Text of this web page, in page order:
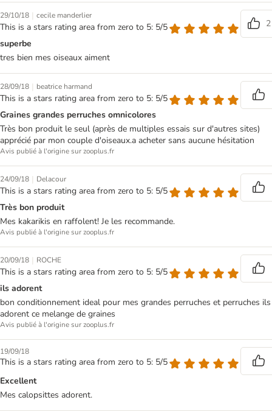
29/10/18 | cecile manderlier
This is a stars rating area from zero to 5: 5/5
2
superbe
tres bien mes oiseaux aiment
28/09/18 | beatrice harmand
This is a stars rating area from zero to 5: 5/5
Graines grandes perruches omnicolores
Très bon produit le seul (après de multiples essais sur d'autres sites)
apprécié par mon couple d'oiseaux.a acheter sans aucune hésitation
Avis publié à l'origine sur zooplus.fr
24/09/18 | Delacour
This is a stars rating area from zero to 5: 5/5
Très bon produit
Mes kakarikis en raffolent! Je les recommande.
Avis publié à l'origine sur zooplus.fr
20/09/18 | ROCHE
This is a stars rating area from zero to 5: 5/5
ils adorent
bon conditionnement ideal pour mes grandes perruches et perruches ils
adorent ce melange de graines
Avis publié à l'origine sur zooplus.fr
19/09/18
This is a stars rating area from zero to 5: 5/5
Excellent
Mes calopsittes adorent.